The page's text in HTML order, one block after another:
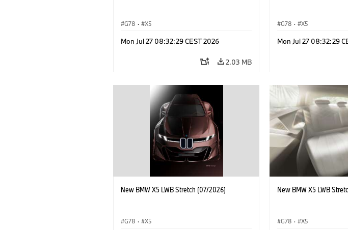
G78 · X5
Mon Jul 27 08:32:29 CEST 2026
2.03 MB
G78 · X5
Mon Jul 27 08:32:29
New BMW X5 LWB Stretch (07/2026)
G78 · X5
New BMW X5 LWB
G78 · X5